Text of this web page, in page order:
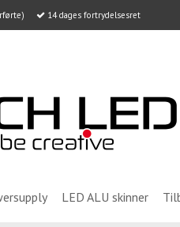
14 dages fortrydelsesret
LED ALU skinner